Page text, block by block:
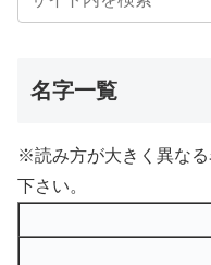
名字一覧
※読み方が大きく異な
下さい。